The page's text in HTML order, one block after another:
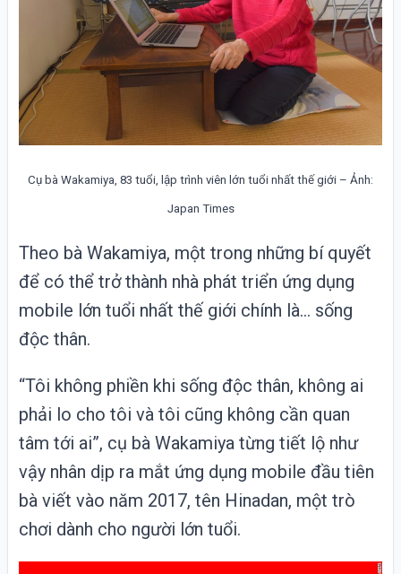
Cụ bà Wakamiya, 83 tuổi, lập trình viên lớn tuổi nhất thế giới – Ảnh:
Japan Times
Theo bà Wakamiya, một trong những bí quyết
để có thể trở thành nhà phát triển ứng dụng
mobile lớn tuổi nhất thế giới chính là… sống
độc thân.
“Tôi không phiền khi sống độc thân, không ai
phải lo cho tôi và tôi cũng không cần quan
tâm tới ai”, cụ bà Wakamiya từng tiết lộ như
vậy nhân dịp ra mắt ứng dụng mobile đầu tiên
bà viết vào năm 2017, tên Hinadan, một trò
chơi dành cho người lớn tuổi.